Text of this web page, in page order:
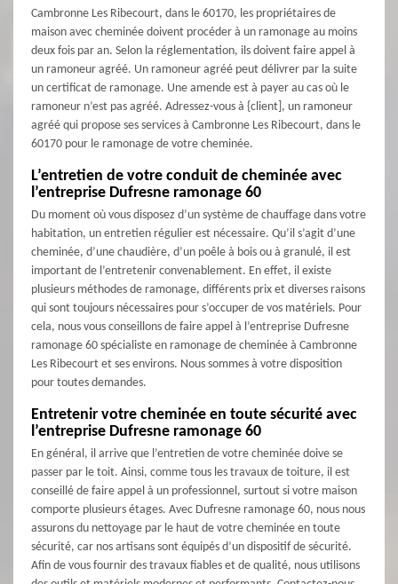
Cambronne Les Ribecourt, dans le 60170, les propriétaires de
maison avec cheminée doivent procéder à un ramonage au moins
deux fois par an. Selon la réglementation, ils doivent faire appel à
un ramoneur agréé. Un ramoneur agréé peut délivrer par la suite
un certificat de ramonage. Une amende est à payer au cas où le
ramoneur n’est pas agréé. Adressez-vous à {client], un ramoneur
agréé qui propose ses services à Cambronne Les Ribecourt, dans le
60170 pour le ramonage de votre cheminée.
L’entretien de votre conduit de cheminée avec
l’entreprise Dufresne ramonage 60
Du moment où vous disposez d’un système de chauffage dans votre
habitation, un entretien régulier est nécessaire. Qu’il s’agit d’une
cheminée, d’une chaudière, d’un poêle à bois ou à granulé, il est
important de l’entretenir convenablement. En effet, il existe
plusieurs méthodes de ramonage, différents prix et diverses raisons
qui sont toujours nécessaires pour s’occuper de vos matériels. Pour
cela, nous vous conseillons de faire appel à l’entreprise Dufresne
ramonage 60 spécialiste en ramonage de cheminée à Cambronne
Les Ribecourt et ses environs. Nous sommes à votre disposition
pour toutes demandes.
Entretenir votre cheminée en toute sécurité avec
l’entreprise Dufresne ramonage 60
En général, il arrive que l’entretien de votre cheminée doive se
passer par le toit. Ainsi, comme tous les travaux de toiture, il est
conseillé de faire appel à un professionnel, surtout si votre maison
comporte plusieurs étages. Avec Dufresne ramonage 60, nous nous
assurons du nettoyage par le haut de votre cheminée en toute
sécurité, car nos artisans sont équipés d’un dispositif de sécurité.
Afin de vous fournir des travaux fiables et de qualité, nous utilisons